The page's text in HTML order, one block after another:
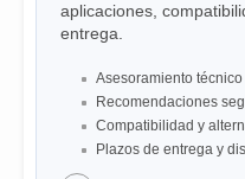
aplicaciones,
entrega.
Asesoramiento
Recomendaciones
Compatibilidad y
Plazos de entrega y